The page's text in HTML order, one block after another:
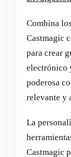
Combina
Castmagic
para crear
electrónico
poderosa
relevante y
La
Castmagic